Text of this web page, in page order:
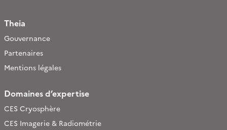
Theia
Gouvernance
Partenaires
Mentions légales
Domaines d’expertise
CES Cryosphère
CES Imagerie & Radiométrie